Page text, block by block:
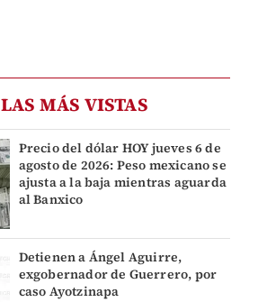
LAS MÁS VISTAS
Precio del dólar HOY jueves 6 de
agosto de 2026: Peso mexicano se
ajusta a la baja mientras aguarda
al Banxico
Detienen a Ángel Aguirre,
exgobernador de Guerrero, por
caso Ayotzinapa